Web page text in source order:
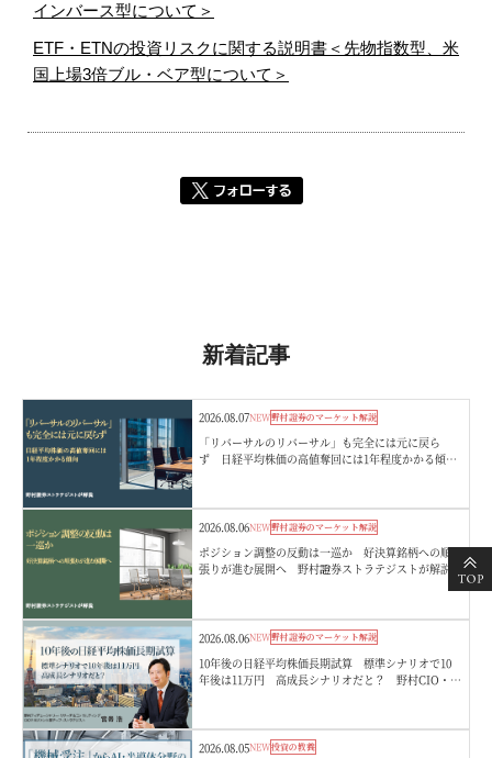
インバース型について＞
ETF・ETNの投資リスクに関する説明書＜先物指数型、米
国上場3倍ブル・ベア型について＞
新着記事
2026.08.07NEW野村證券のマーケット解説
「リバーサルのリバーサル」も完全には元に戻ら
ず 日経平均株価の高値奪回には1年程度かかる傾
2026.08.06NEW野村證券のマーケット解説
ポジション調整の反動は一巡か 好決算銘柄への順
張りが進む展開へ 野村證券ストラテジストが解説
2026.08.06NEW野村證券のマーケット解説
10年後の日経平均株価長期試算 標準シナリオで10
年後は11万円 高成長シナリオだと？ 野村CIO・宮
2026.08.05NEW投資の教養